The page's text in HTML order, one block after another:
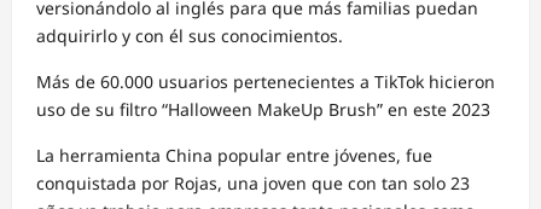
versionándolo al inglés para que más familias puedan
adquirirlo y con él sus conocimientos.
Más de 60.000 usuarios pertenecientes a TikTok hicieron
uso de su filtro “Halloween MakeUp Brush” en este 2023
La herramienta China popular entre jóvenes, fue
conquistada por Rojas, una joven que con tan solo 23